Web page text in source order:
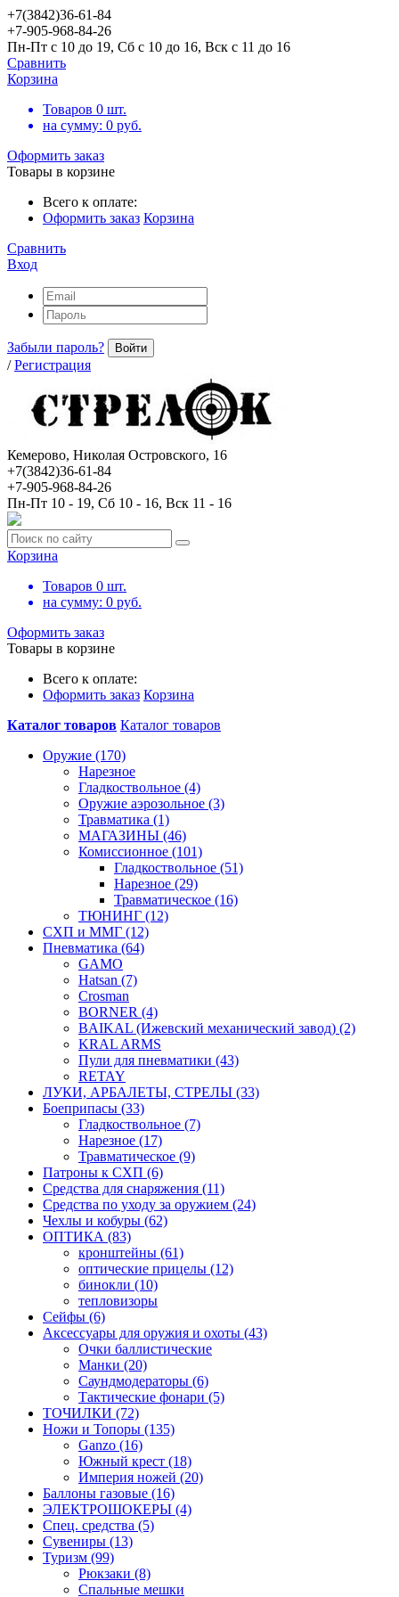
+7(3842)36-61-84
+7-905-968-84-26
Пн-Пт с 10 до 19, Сб с 10 до 16, Вск с 11 до 16
Сравнить
Корзина
Товаров 0 шт.
на сумму: 0 руб.
Оформить заказ
Товары в корзине
Всего к оплате:
Оформить заказ Корзина
Сравнить
Вход
Забыли пароль? Войти
/ Регистрация
Кемерово, Николая Островского, 16
+7(3842)36-61-84
+7-905-968-84-26
Пн-Пт 10 - 19, Сб 10 - 16, Вск 11 - 16
Корзина
Товаров 0 шт.
на сумму: 0 руб.
Оформить заказ
Товары в корзине
Всего к оплате:
Оформить заказ Корзина
Каталог товаров Каталог товаров
Оружие (170)
Нарезное
Гладкоствольное (4)
Оружие аэрозольное (3)
Травматика (1)
МАГАЗИНЫ (46)
Комиссионное (101)
Гладкоствольное (51)
Нарезное (29)
Травматическое (16)
ТЮНИНГ (12)
СХП и ММГ (12)
Пневматика (64)
GAMO
Hatsan (7)
Crosman
BORNER (4)
BAIKAL (Ижевский механический завод) (2)
KRAL ARMS
Пули для пневматики (43)
RETAY
ЛУКИ, АРБАЛЕТЫ, СТРЕЛЫ (33)
Боеприпасы (33)
Гладкоствольное (7)
Нарезное (17)
Травматическое (9)
Патроны к СХП (6)
Средства для снаряжения (11)
Средства по уходу за оружием (24)
Чехлы и кобуры (62)
ОПТИКА (83)
кронштейны (61)
оптические прицелы (12)
бинокли (10)
тепловизоры
Сейфы (6)
Аксессуары для оружия и охоты (43)
Очки баллистические
Манки (20)
Саундмодераторы (6)
Тактические фонари (5)
ТОЧИЛКИ (72)
Ножи и Топоры (135)
Ganzo (16)
Южный крест (18)
Империя ножей (20)
Баллоны газовые (16)
ЭЛЕКТРОШОКЕРЫ (4)
Спец. средства (5)
Сувениры (13)
Туризм (99)
Рюкзаки (8)
Спальные мешки